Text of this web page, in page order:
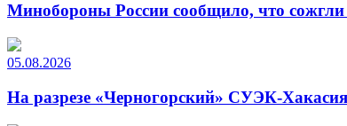
Минобороны России сообщило, что сожгли
05.08.2026
На разрезе «Черногорский» СУЭК-